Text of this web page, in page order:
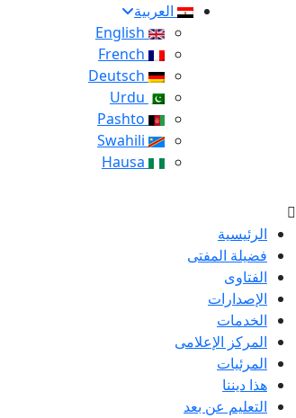
العربية
الرئيسية
فضيلة المفتى
الفتاوى
الإصدارات
الخدمات
المركز الإعلامى
المرئيات
هذا ديننا
التعليم عن بعد